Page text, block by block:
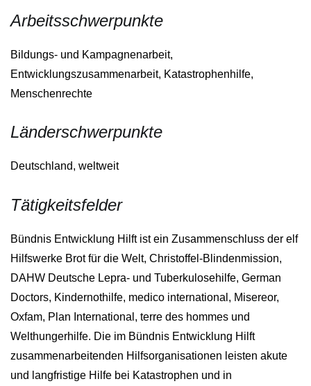
Arbeitsschwerpunkte
Bildungs- und Kampagnenarbeit,
Entwicklungszusammenarbeit, Katastrophenhilfe,
Menschenrechte
Länderschwerpunkte
Deutschland, weltweit
Tätigkeitsfelder
Bündnis Entwicklung Hilft ist ein Zusammenschluss der elf
Hilfswerke Brot für die Welt, Christoffel-Blindenmission,
DAHW Deutsche Lepra- und Tuberkulosehilfe, German
Doctors, Kindernothilfe, medico international, Misereor,
Oxfam, Plan International, terre des hommes und
Welthungerhilfe. Die im Bündnis Entwicklung Hilft
zusammenarbeitenden Hilfsorganisationen leisten akute
und langfristige Hilfe bei Katastrophen und in